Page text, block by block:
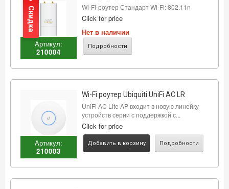
Артикул:
210004
Wi-Fi-роутер Стандарт Wi-Fi: 802.11n
Click for price
Нет в наличии
Подробности
Скидка
Артикул:
210003
Wi-Fi роутер Ubiquiti UniFi AC LR
UniFi AC Lite AP входит в новую линейку
устройств серии с поддержкой с...
Click for price
Добавить в корзину Подробности